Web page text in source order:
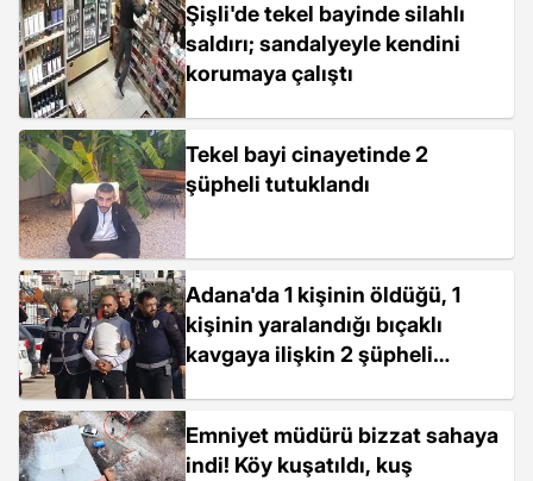
Şişli'de tekel bayinde silahlı
saldırı; sandalyeyle kendini
korumaya çalıştı
Tekel bayi cinayetinde 2
şüpheli tutuklandı
Adana'da 1 kişinin öldüğü, 1
kişinin yaralandığı bıçaklı
kavgaya ilişkin 2 şüpheli
Emniyet müdürü bizzat sahaya
indi! Köy kuşatıldı, kuş